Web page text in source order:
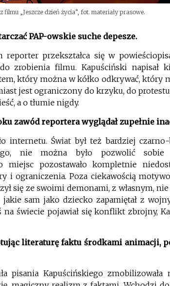
filmu „Jeszcze dzień życia”, fot. materiały prasowe.
PAP-owskie suche depesze.
przekształca się w
do zrobienia filmu. Kapuściński napisał
który można w kółko odkrywać, który
jest ograniczony do krzyku, do
a o tłumie nigdy.
zawód reportera wyglądał zupełnie
internetu. Świat był też bardziej czarno-
nie można było pozwolić
miejsc pozostawało kompletnie
i ograniczenia. Poza ciekawością
się ze swoimi demonami, z własnym,
jakie sam jako dziecko zapamiętał z
świecie pojawiał się konflikt zbrojny,
literaturę faktu środkami animacji,
pisania Kapuścińskiego